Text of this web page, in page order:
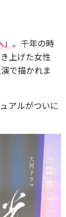
。千年の時
上げた女性
で描かれま
アルがついに